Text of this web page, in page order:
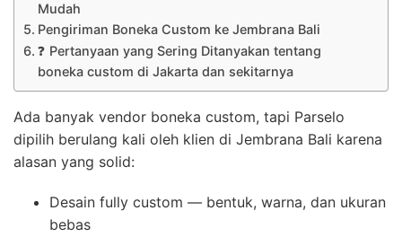
Mudah
Pengiriman Boneka Custom ke Jembrana Bali
❓ Pertanyaan yang Sering Ditanyakan tentang
boneka custom di Jakarta dan sekitarnya
Ada banyak vendor boneka custom, tapi Parselo
dipilih berulang kali oleh klien di Jembrana Bali karena
alasan yang solid:
Desain fully custom — bentuk, warna, dan ukuran
bebas